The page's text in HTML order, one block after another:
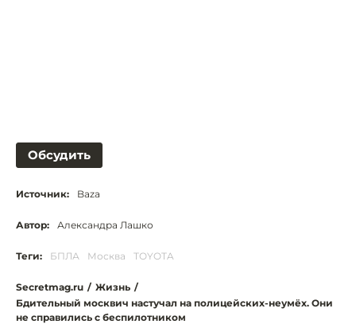
Обсудить
Источник: Baza
Автор: Александра Лашко
Теги: БПЛА Москва TOYOTA
Secretmag.ru / Жизнь /
Бдительный москвич настучал на полицейских-неумёх. Они
не справились с беспилотником